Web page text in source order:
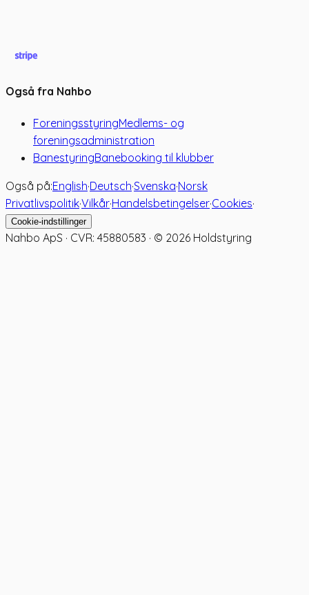
Også fra Nahbo
ForeningsstyringMedlems- og
foreningsadministration
BanestyringBanebooking til klubber
Også på:English·Deutsch·Svenska·Norsk
Privatlivspolitik·Vilkår·Handelsbetingelser·Cookies·
Cookie-indstillinger
Nahbo ApS · CVR: 45880583 · © 2026 Holdstyring